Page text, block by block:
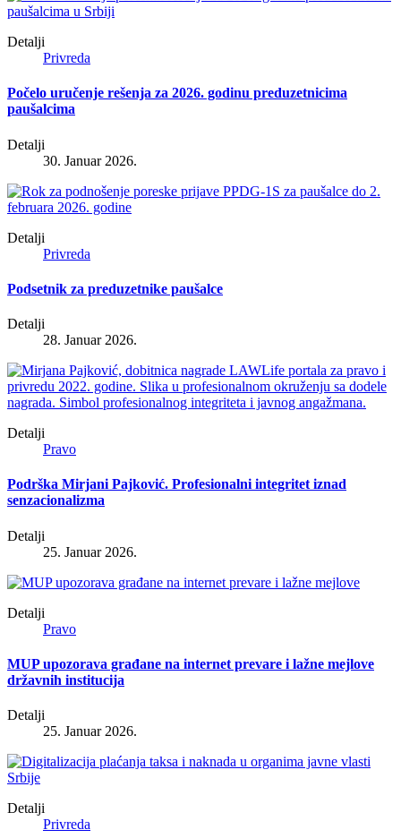
Detalji
Privreda
Počelo uručenje rešenja za 2026. godinu preduzetnicima
paušalcima
Detalji
30. Januar 2026.
Detalji
Privreda
Podsetnik za preduzetnike paušalce
Detalji
28. Januar 2026.
Detalji
Pravo
Podrška Mirjani Pajković. Profesionalni integritet iznad
senzacionalizma
Detalji
25. Januar 2026.
Detalji
Pravo
MUP upozorava građane na internet prevare i lažne mejlove
državnih institucija
Detalji
25. Januar 2026.
Detalji
Privreda